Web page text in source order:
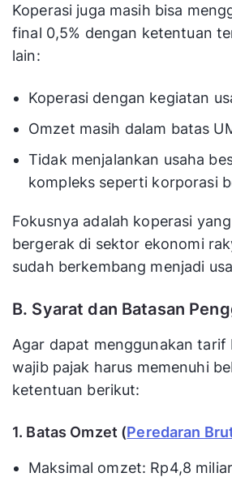
Koperasi juga masih bisa
final 0,5% dengan ketentuan
lain:
Koperasi dengan kegiatan
Omzet masih dalam batas
Tidak menjalankan usaha
kompleks seperti korporasi
Fokusnya adalah koperasi
bergerak di sektor ekonomi
sudah berkembang menjadi
B. Syarat dan Batasan
Agar dapat menggunakan tarif
wajib pajak harus memenuhi
ketentuan berikut:
1. Batas Omzet (Peredaran
Maksimal omzet: Rp4,8